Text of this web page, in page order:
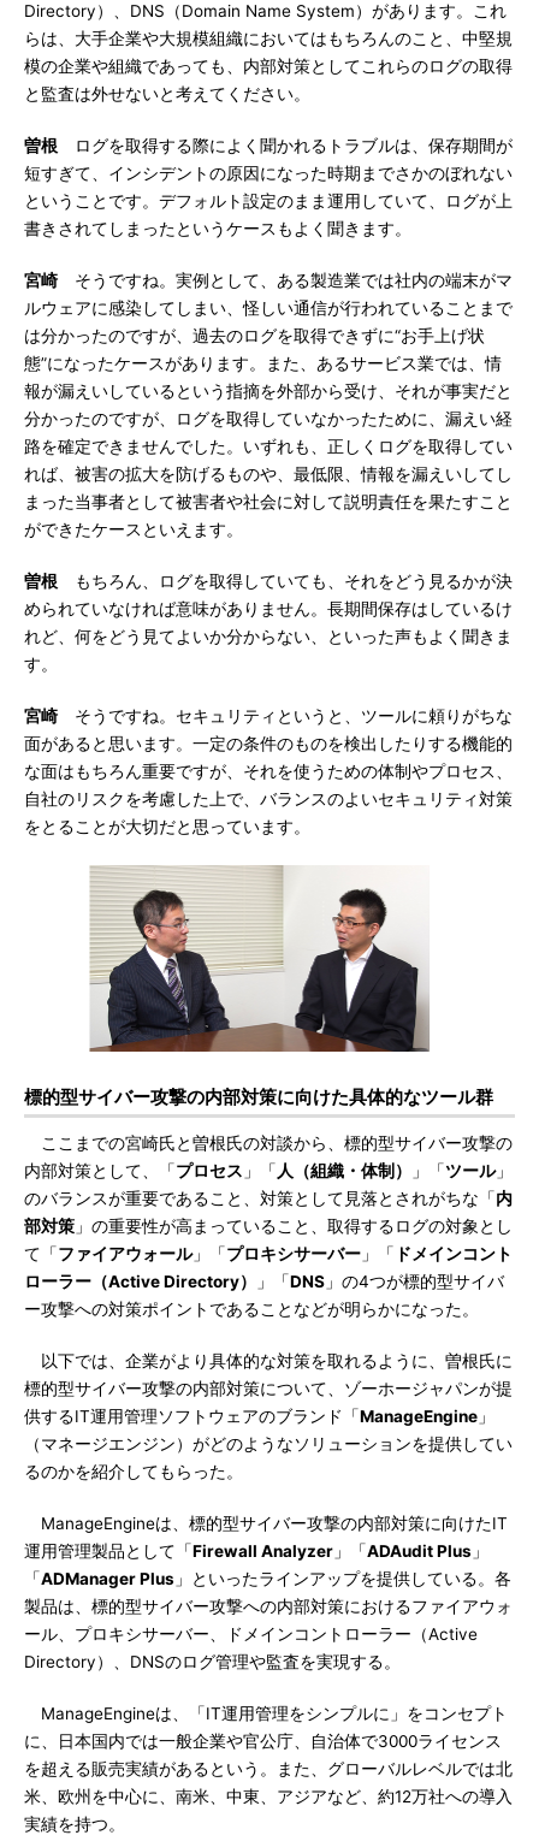
Directory）、DNS（Domain Name System）があります。これ
らは、大手企業や大規模組織においてはもちろんのこと、中堅規
模の企業や組織であっても、内部対策としてこれらのログの取得
と監査は外せないと考えてください。
曽根 ログを取得する際によく聞かれるトラブルは、保存期間が
短すぎて、インシデントの原因になった時期までさかのぼれない
ということです。デフォルト設定のまま運用していて、ログが上
書きされてしまったというケースもよく聞きます。
宮崎 そうですね。実例として、ある製造業では社内の端末がマ
ルウェアに感染してしまい、怪しい通信が行われていることまで
は分かったのですが、過去のログを取得できずに“お手上げ状
態”になったケースがあります。また、あるサービス業では、情
報が漏えいしているという指摘を外部から受け、それが事実だと
分かったのですが、ログを取得していなかったために、漏えい経
路を確定できませんでした。いずれも、正しくログを取得してい
れば、被害の拡大を防げるものや、最低限、情報を漏えいしてし
まった当事者として被害者や社会に対して説明責任を果たすこと
ができたケースといえます。
曽根 もちろん、ログを取得していても、それをどう見るかが決
められていなければ意味がありません。長期間保存はしているけ
れど、何をどう見てよいか分からない、といった声もよく聞きま
す。
宮崎 そうですね。セキュリティというと、ツールに頼りがちな
面があると思います。一定の条件のものを検出したりする機能的
な面はもちろん重要ですが、それを使うための体制やプロセス、
自社のリスクを考慮した上で、バランスのよいセキュリティ対策
をとることが大切だと思っています。
標的型サイバー攻撃の内部対策に向けた具体的なツール群
ここまでの宮崎氏と曽根氏の対談から、標的型サイバー攻撃の
内部対策として、「プロセス 」「 人（組織・体制） 」「ツール」
のバランスが重要であること、対策として見落とされがちな「内
部対策 」の重要性が高まっていること、取得するログの対象とし
て「ファイアウォール」「プロキシサーバー 」「 ドメインコント
ローラー（Active Directory）
」「DNS 」の4つが標的型サイバ
ー攻撃への対策ポイントであることなどが明らかになった。
以下では、企業がより具体的な対策を取れるように、曽根氏に
標的型サイバー攻撃の内部対策について、ゾーホージャパンが提
供するIT運用管理ソフトウェアのブランド「ManageEngine 」
（マネージエンジン）がどのようなソリューションを提供してい
るのかを紹介してもらった。
ManageEngineは、標的型サイバー攻撃の内部対策に向けたIT
運用管理製品として「Firewall Analyzer 」「ADAudit Plus 」
「ADManager Plus 」といったラインアップを提供している。各
製品は、標的型サイバー攻撃への内部対策におけるファイアウォ
ール、プロキシサーバー、ドメインコントローラー（Active
Directory）、DNSのログ管理や監査を実現する。
ManageEngineは、「IT運用管理をシンプルに」をコンセプト
に、日本国内では一般企業や官公庁、自治体で3000ライセンス
を超える販売実績があるという。また、グローバルレベルでは北
米、欧州を中心に、南米、中東、アジアなど、約12万社への導入
実績を持つ。